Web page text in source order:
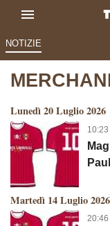
NOTIZIE
Lunedì 20 Luglio 2026
Martedì 14 Luglio 2026
20:46